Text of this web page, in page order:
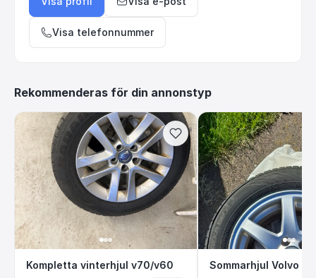
Visa telefonnummer
Rekommenderas för din annonstyp
Kompletta vinterhjul v70/v60
Kompletta vinterhjul v70/v60 Sommarhjul
Sommarhjul Volvo